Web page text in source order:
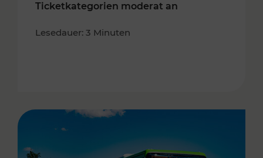
Ticketkategorien moderat an
Lesedauer: 3 Minuten